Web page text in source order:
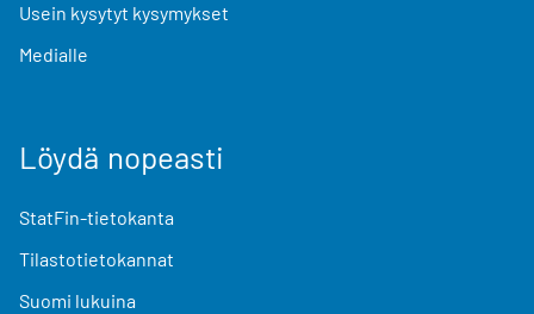
Usein kysytyt kysymykset
Medialle
Löydä nopeasti
StatFin-tietokanta
Tilastotietokannat
Suomi lukuina